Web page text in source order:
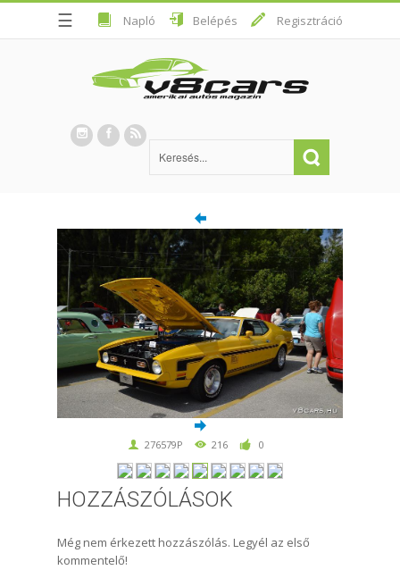
☰ Napló Belépés Regisztráció
276579P 216 0
HOZZÁSZÓLÁSOK
Még nem érkezett hozzászólás. Legyél az első
kommentelő!